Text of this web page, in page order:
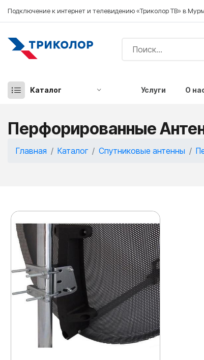
Подключение к интернет и телевидению «Триколор ТВ» в
Каталог Услуги О
Перфорированные
Главная Каталог Спутниковые антенны